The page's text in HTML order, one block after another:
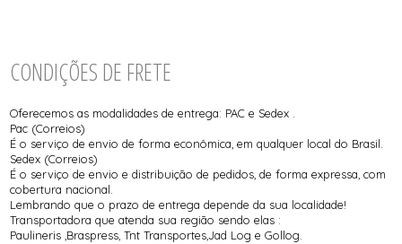
CONDIÇÕES DE FRETE
Oferecemos as modalidades de entrega: PAC e Sedex .
Pac (Correios)
É o serviço de envio de forma econômica, em qualquer local do Brasil.
Sedex (Correios)
É o serviço de envio e distribuição de pedidos, de forma expressa, com
cobertura nacional.
Lembrando que o prazo de entrega depende da sua localidade!
Transportadora que atenda sua região sendo elas :
Paulineris ,Braspress, Tnt Transportes,Jad Log e Gollog.